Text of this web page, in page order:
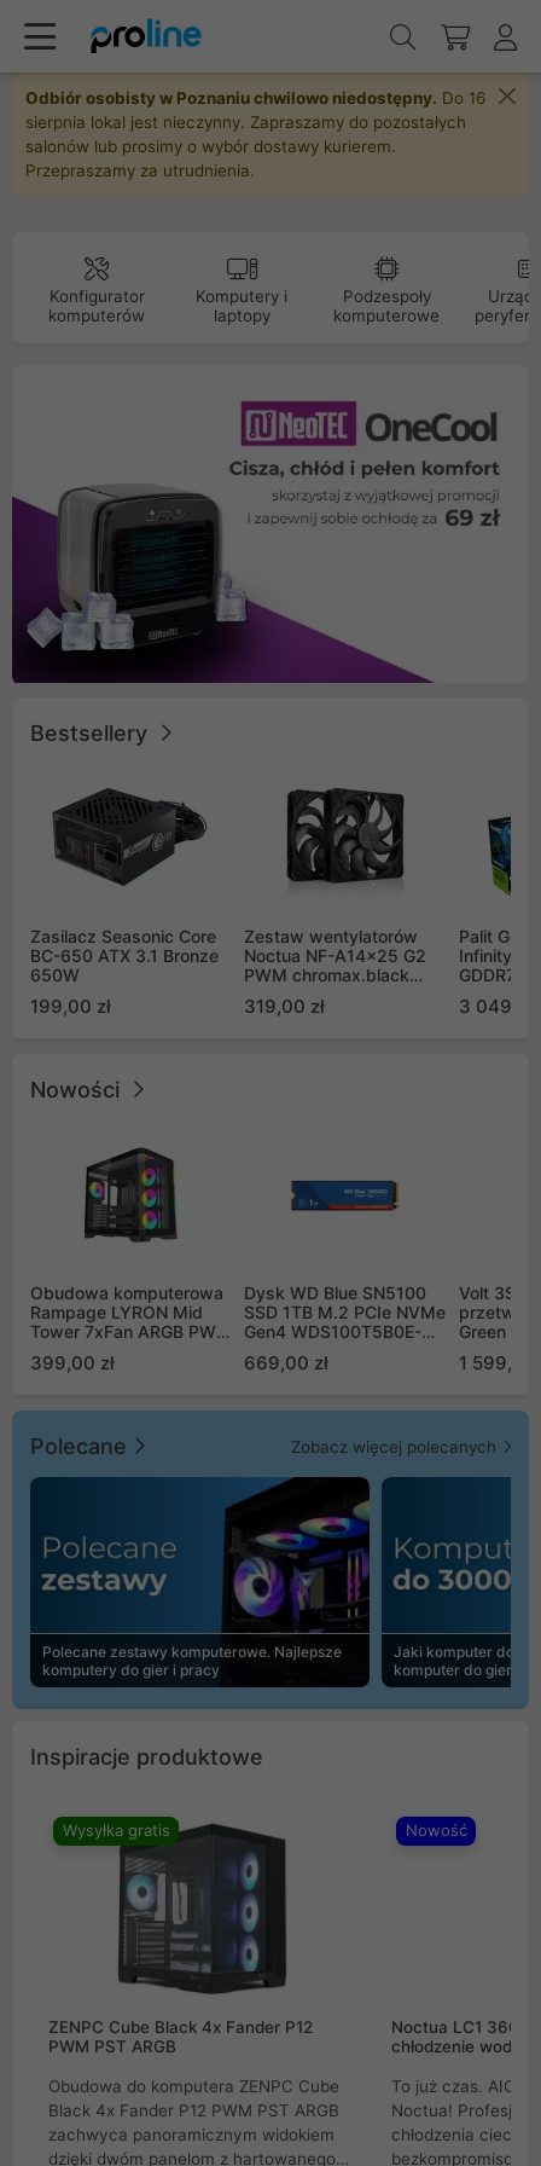
Odbiór osobisty w Poznaniu chwilowo niedostępny. Do 16
sierpnia lokal jest nieczynny. Zapraszamy do pozostałych
salonów lub prosimy o wybór dostawy kurierem.
Przepraszamy za utrudnienia.
Konfigurator
komputerów
Komputery i
laptopy
Podzespoły
komputerowe
Bestsellery
Zasilacz Seasonic Core
BC-650 ATX 3.1 Bronze
650W
199,00 zł
Zestaw wentylatorów
Noctua NF-A14x25 G2
PWM chromax.black
Push Pull (2szt)
319,00 zł
Palit
Infinity 3
GDDR7
GB2050S)
3 049,00
Nowości
Obudowa komputerowa
Rampage LYRON Mid
Tower 7xFan ARGB PWM
399,00 zł
Dysk WD Blue SN5100
SSD 1TB M.2 PCIe NVMe
Gen4 WDS100T5B0E-
669,00 zł
Volt
Green
1 599,00
Polecane Zobacz więcej polecanych
Polecane zestawy komputerowe. Najlepsze
komputery do gier i pracy
Jaki komputer do
komputer do gier |
Inspiracje produktowe
Wysyłka gratis
ZENPC Cube Black 4x Fander P12
PWM PST ARGB
Obudowa do komputera ZENPC Cube
Black 4x Fander P12 PWM PST ARGB
zachwyca panoramicznym widokiem
dzięki dwóm panelom z hartowanego
Nowość
Noctua LC1
chłodzenie wodne
To już czas. AIO
Noctua!
chłodzenia cieczą